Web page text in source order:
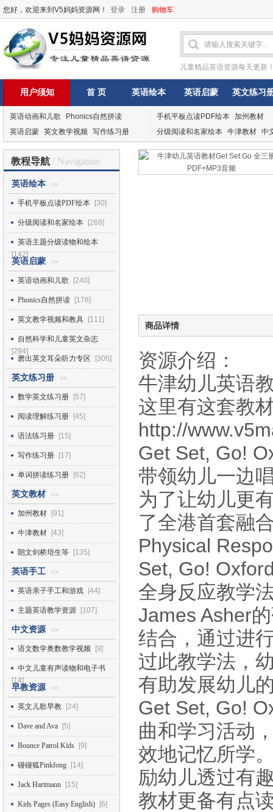
您好，欢迎来到V5妈妈资源网！ 登录 注册 购物车
儿童精品英语资源每天更新
用户须知 首 页 英语绘本 英语启蒙 英文练习
英语动画和儿歌
Phonics自然拼读
英语启蒙 英文教学视频 写作练习册
手机平板点读PDF绘本 加州教材
分级阅读和名家绘本 牛津教材 中
教程导航 / Navigation
英语绘本 >>
手机平板点读PDF绘本 [30]
分级阅读和名家绘本 [268]
英语主题分级读物和绘本
[142]
英语启蒙 >>
英语动画和儿歌 [240]
Phonics自然拼读 [178]
英文教学视频和教具 [111]
自然科学和儿童英文杂志
[294]
磨出英文耳朵听力专区
[306]
英文练习册 >>
数学英文练习册 [57]
阅读理解练习册 [45]
语法练习册 [15]
写作练习册 [17]
单词拼读练习册 [62]
英文教材 >>
加州教材 [91]
牛津教材 [43]
朗文剑桥培生等 [135]
英语手工 >>
英语亲子手工和游戏 [44]
主题英语教学资源 [107]
中文资源 >>
语文数学奥数教学视频 [9]
中文儿童有声读物和电子书
[14]
早教资源 >>
英文儿歌早教 [24]
Dave and Ava [5]
Bounce Patrol Kids [9]
碰碰狐Pinkfong [14]
Jack Hartmann [15]
Kids Pages (Easy English) [6]
商品详情
资源介绍：
牛津幼儿英语
这里有这套教
http://
Get Set, Go!
带领幼儿一边
为了让幼儿更
了全港首套融
Physical
Set, Go!
全身反应教学
James Asher
结合，通过进
过此教学法，
有助发展幼儿
Get Set, Go!
曲和学习活动
效地记忆所学
励幼儿透过有
教材更备有点